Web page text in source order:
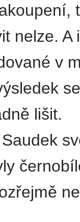
nelze.
v
lišit.